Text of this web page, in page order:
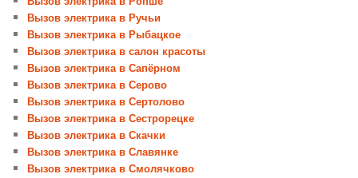
Вызов электрика в Ручьи
Вызов электрика в Рыбацкое
Вызов электрика в салон красоты
Вызов электрика в Сапёрном
Вызов электрика в Серово
Вызов электрика в Сертолово
Вызов электрика в Сестрорецке
Вызов электрика в Скачки
Вызов электрика в Славянке
Вызов электрика в Смолячково